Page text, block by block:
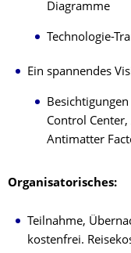
Diagramme
Technologie-
Ein spannendes
Besichtigungen
Control Center,
Antimatter
Organisatorisches:
Teilnahme,
kostenfrei.